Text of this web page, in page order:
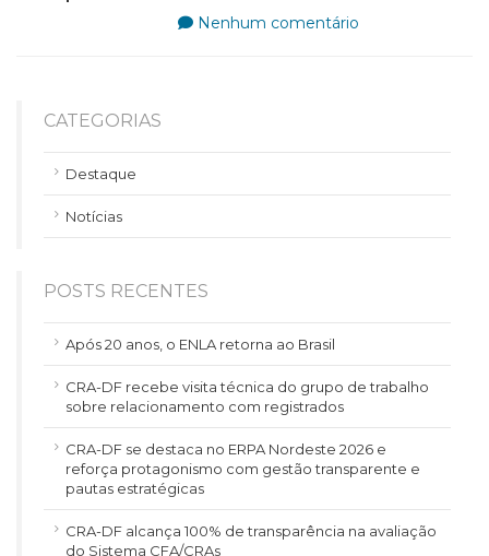
Nenhum comentário
CATEGORIAS
Destaque
Notícias
POSTS RECENTES
Após 20 anos, o ENLA retorna ao Brasil
CRA-DF recebe visita técnica do grupo de trabalho
sobre relacionamento com registrados
CRA-DF se destaca no ERPA Nordeste 2026 e
reforça protagonismo com gestão transparente e
pautas estratégicas
CRA-DF alcança 100% de transparência na avaliação
do Sistema CFA/CRAs